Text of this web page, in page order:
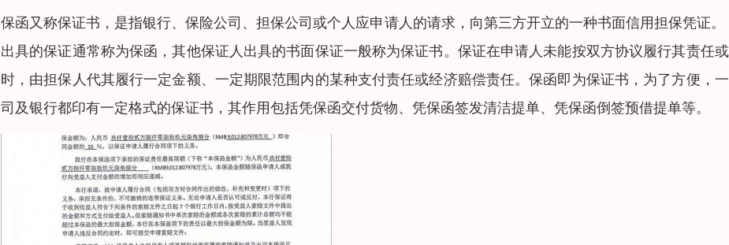
保函又称保证书，是指银行、保险公司、担保公司或个人应申请人的请求，向第三方开立的一种书面信用担保凭证。
出具的保证通常称为保函，其他保证人出具的书面保证一般称为保证书。保证在申请人未能按双方协议履行其责任
时，由担保人代其履行一定金额、一定期限范围内的某种支付责任或经济赔偿责任。保函即为保证书，为了方便，
司及银行都印有一定格式的保证书，其作用包括凭保函交付货物、凭保函签发清洁提单、凭保函倒签预借提单等。